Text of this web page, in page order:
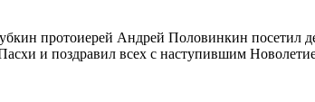
протоиерей Андрей Половинкин
и поздравил всех с наступившим